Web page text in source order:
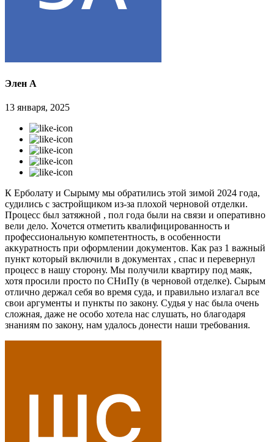
Элен А
13 января, 2025
К Ерболату и Сырыму мы обратились этой зимой 2024 года,
судились с застройщиком из-за плохой черновой отделки.
Процесс был затяжной , пол года были на связи и оперативно
вели дело. Хочется отметить квалифицированность и
профессиональную компетентность, в особенности
аккуратность при оформлении документов. Как раз 1 важный
пункт который включили в документах , спас и перевернул
процесс в нашу сторону. Мы получили квартиру под маяк,
хотя просили просто по СНиПу (в черновой отделке). Сырым
отлично держал себя во время суда, и правильно излагал все
свои аргументы и пункты по закону. Судья у нас была очень
сложная, даже не особо хотела нас слушать, но благодаря
знаниям по закону, нам удалось донести наши требования.